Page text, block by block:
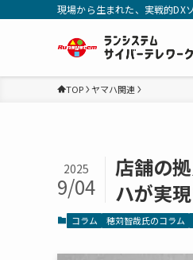
現場から生まれた、実戦的DX
TOP ヤマハ関連
店舗の
ハが実
2025
9/04
コラム 穂苅智哉氏のコラム